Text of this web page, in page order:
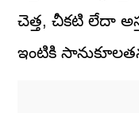
చెత్త, చీకటి లేదా
ఇంటికి